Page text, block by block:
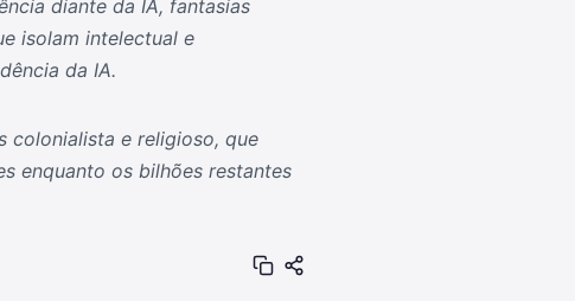
diante da IA, fantasias
isolam intelectual e
da IA.
colonialista e religioso, que
enquanto os bilhões restantes